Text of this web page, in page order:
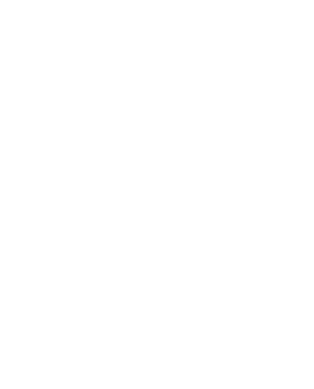
Pozivaju me da govorim
Beogradskoj publici predstavljen
„Kraft“, koji se bavi odnosom
„Radi se o profesoru filozofije
dolinu i pokušava da odgovori na
nagradu od milion dolara“,
Govoreći o večerašnjem susretu